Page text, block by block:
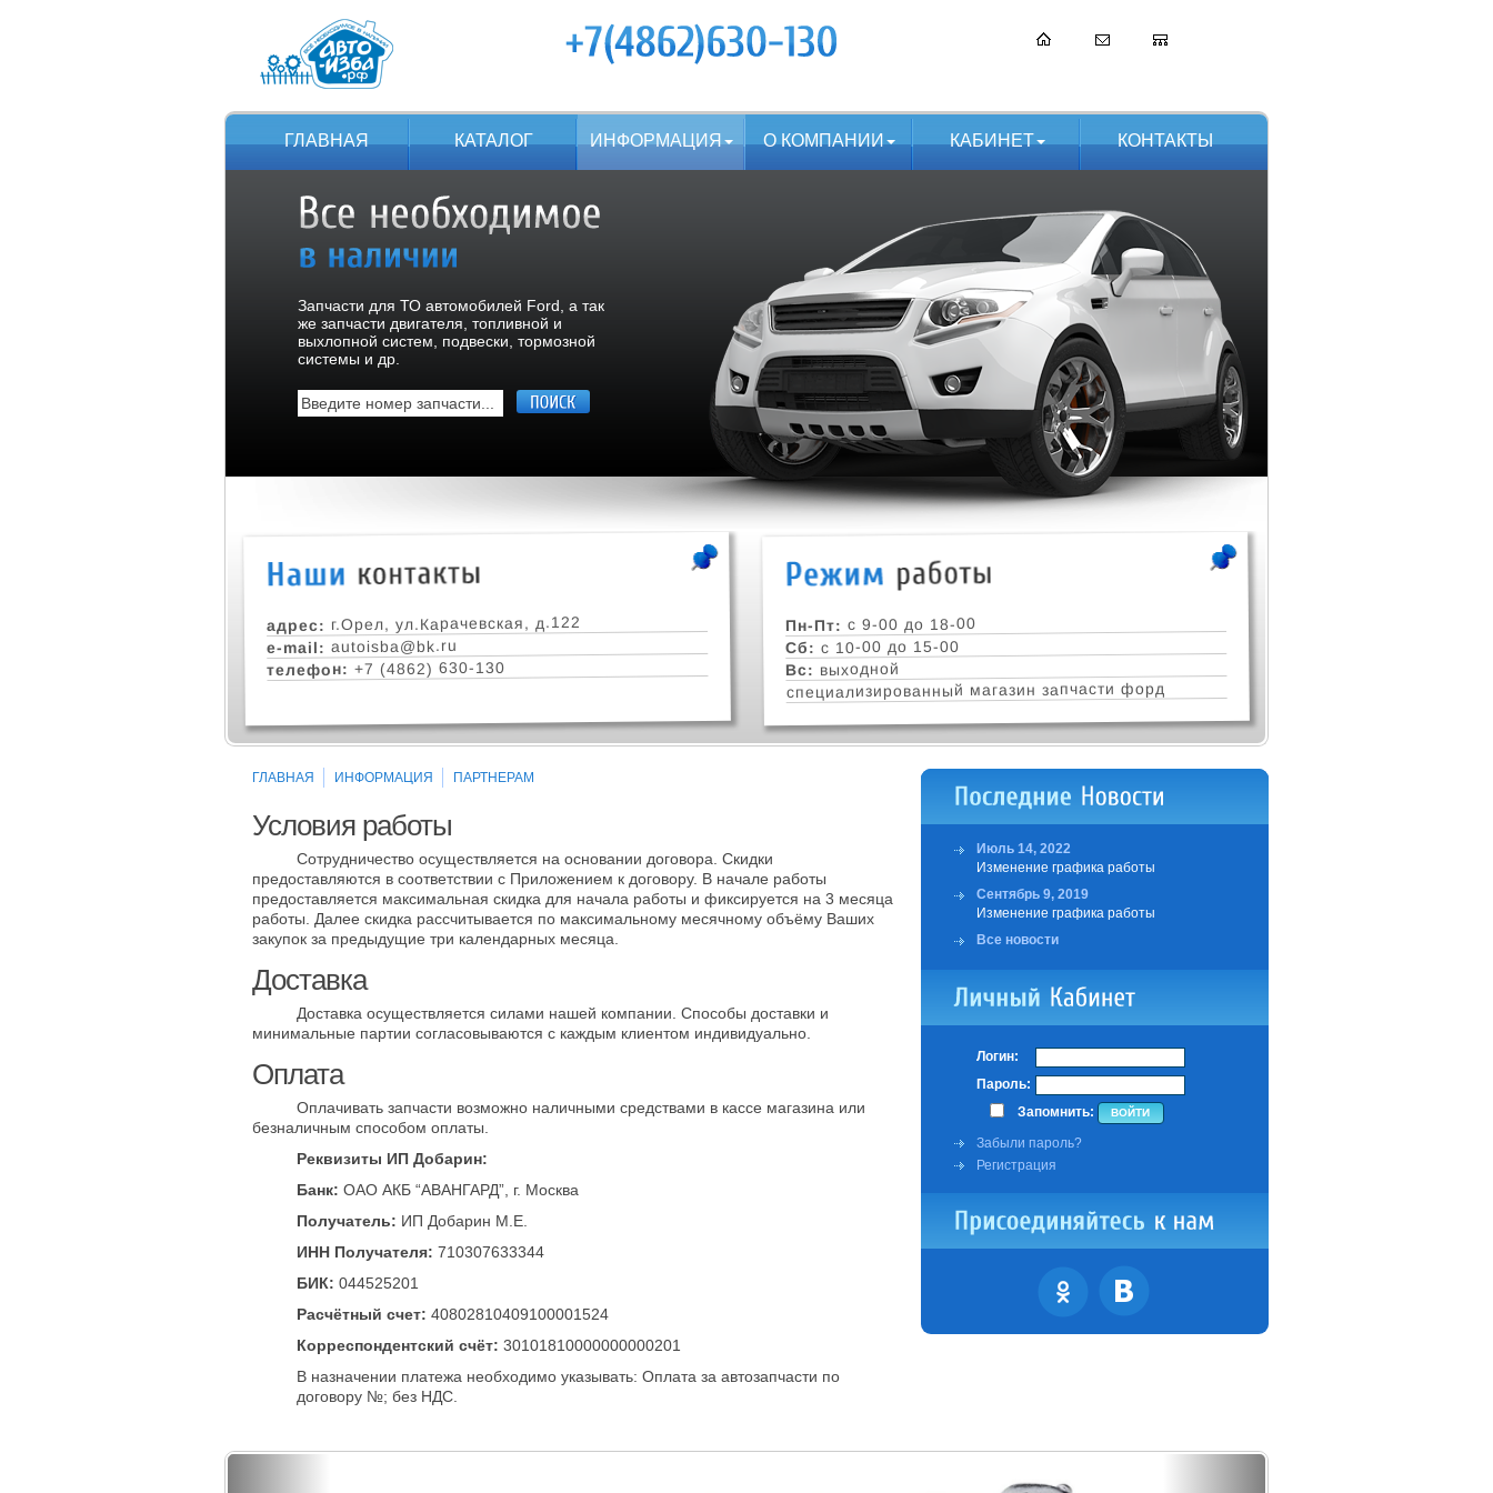
ГЛАВНАЯ КАТАЛОГ ИНФОРМАЦИЯ О КОМПАНИИ КАБИНЕТ КОНТАКТЫ
Запчасти для ТО автомобилей Ford, а так
же запчасти двигателя, топливной и
выхлопной систем, подвески, тормозной
системы и др.
адрес: г.Орел, ул.Карачевская, д.122
e-mail: autoisba@bk.ru
телефон: +7 (4862) 630-130
Пн-Пт: с 9-00 до 18-00
Сб: с 10-00 до 15-00
Вс: выходной
специализированный магазин запчасти форд
ГЛАВНАЯ ИНФОРМАЦИЯ ПАРТНЕРАМ
Условия работы
Сотрудничество осуществляется на основании договора. Скидки
предоставляются в соответствии с Приложением к договору. В начале работы
предоставляется максимальная скидка для начала работы и фиксируется на 3 месяца
работы. Далее скидка рассчитывается по максимальному месячному объёму Ваших
закупок за предыдущие три календарных месяца.
Доставка
Доставка осуществляется силами нашей компании. Способы доставки и
минимальные партии согласовываются с каждым клиентом индивидуально.
Оплата
Оплачивать запчасти возможно наличными средствами в кассе магазина или
безналичным способом оплаты.
Реквизиты ИП Добарин:
Банк: ОАО АКБ “АВАНГАРД”, г. Москва
Получатель: ИП Добарин М.Е.
ИНН Получателя: 710307633344
БИК: 044525201
Расчётный счет: 40802810409100001524
Корреспондентский счёт: 30101810000000000201
В назначении платежа необходимо указывать: Оплата за автозапчасти по
договору №; без НДС.
Июль 14, 2022
Изменение графика работы
Сентябрь 9, 2019
Изменение графика работы
Все новости
Логин:
Пароль:
Запомнить:
Забыли пароль?
Регистрация